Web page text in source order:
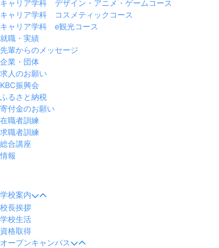
キャリア学科 デザイン・アニメ・ゲームコース
キャリア学科 コスメティックコース
キャリア学科 e観光コース
就職・実績
先輩からのメッセージ
企業・団体
求人のお願い
KBC振興会
ふるさと納税
寄付金のお願い
在職者訓練
求職者訓練
総合講座
情報
ニ
ュ
ー
学校案内
校長挨拶
学校生活
資格取得
オープンキャンパス